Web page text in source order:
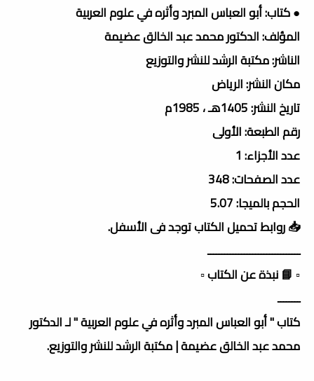
● كتاب: أبو العباس المبرد وأثره في علوم العربية
المؤلف: الدكتور محمد عبد الخالق عضيمة
الناشر: مكتبة الرشد للنشر والتوزيع
مكان النشر: الرياض
تاريخ النشر: 1405هـ ، 1985م
رقم الطبعة: الأولى
عدد الأجزاء: 1
عدد الصفحات: 348
الحجم بالميجا: 5.07
📥 روابط تحميل الكتاب توجد فى الأسفل.
ـــــــــــــــــــــــــــــــــ
▫️ 📘 نبذة عن الكتاب ▫️
ــــــــ
كتاب " أبو العباس المبرد وأثره في علوم العربية " لـ الدكتور
محمد عبد الخالق عضيمة | مكتبة الرشد للنشر والتوزيع.